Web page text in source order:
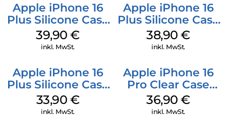
Apple iPhone 16
Plus Silicone Case
MagSafe Plum
39,90€
inkl. MwSt.
Apple iPhone 16
Plus Silicone Case
MagSafe Denim
38,90€
inkl. MwSt.
Apple iPhone 16
Plus Silicone Case
MagSafe Lake
Green
33,90 €
inkl. MwSt.
Apple iPhone 16
Pro Clear Case
MagSafe
Transparent
36,90€
inkl. MwSt.